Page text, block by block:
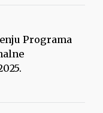
Programa